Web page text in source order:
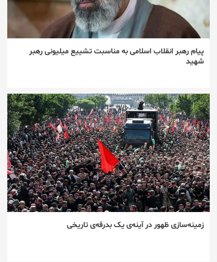
پیام رهبر انقلاب اسلامی به مناسبت تشییع میلیونی رهبر
شهید
زمینه‌سازی ظهور در آینه‌ی یک بدرقه‌ی تاریخی